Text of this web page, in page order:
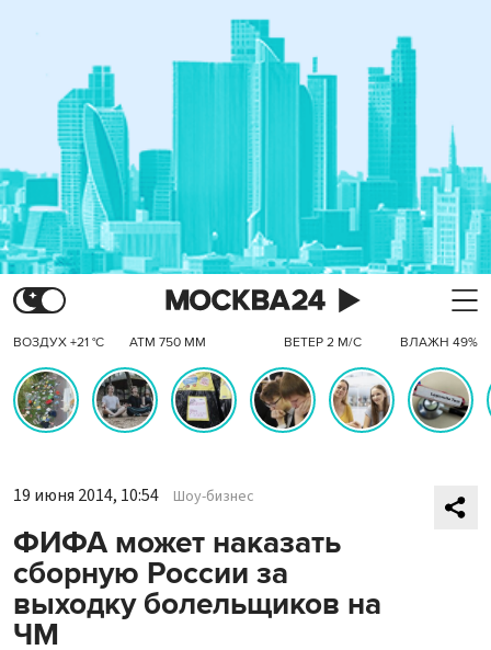
ВОЗДУХ +21 °C АТМ 750 ММ ВЕТЕР 2 М/С ВЛАЖН 49%
19 июня 2014, 10:54 Шоу-бизнес
ФИФА может наказать
сборную России за
выходку болельщиков на
ЧМ